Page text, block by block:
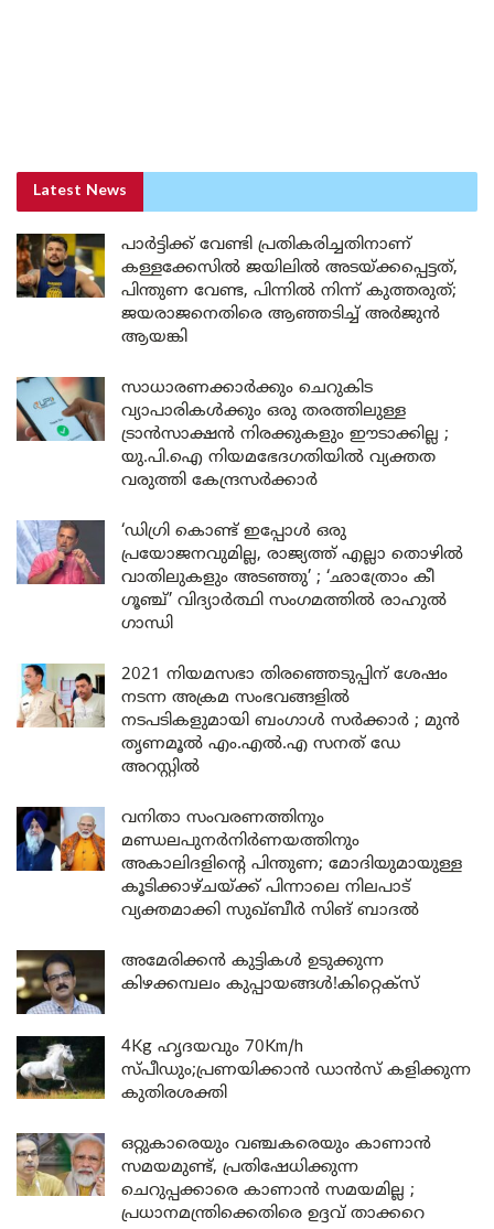
Latest News
പാർട്ടിക്ക് വേണ്ടി പ്രതികരിച്ചതിനാണ്
കള്ളക്കേസിൽ ജയിലിൽ അടയ്ക്കപ്പെട്ടത്,
പിന്തുണ വേണ്ട, പിന്നിൽ നിന്ന് കുത്തരുത്;
ജയരാജനെതിരെ ആഞ്ഞടിച്ച് അർജുൻ
ആയങ്കി
സാധാരണക്കാർക്കും ചെറുകിട
വ്യാപാരികൾക്കും ഒരു തരത്തിലുള്ള
ട്രാൻസാക്ഷൻ നിരക്കുകളും ഈടാക്കില്ല ;
യു.പി.ഐ നിയമഭേദഗതിയിൽ വ്യക്തത
വരുത്തി കേന്ദ്രസർക്കാർ
‘ഡിഗ്രി കൊണ്ട് ഇപ്പോൾ ഒരു
പ്രയോജനവുമില്ല, രാജ്യത്ത് എല്ലാ തൊഴിൽ
വാതിലുകളും അടഞ്ഞു’ ; ‘ഛാത്രോം കീ
ഗൂഞ്ച്’ വിദ്യാർത്ഥി സംഗമത്തിൽ രാഹുൽ
ഗാന്ധി
2021 നിയമസഭാ തിരഞ്ഞെടുപ്പിന് ശേഷം
നടന്ന അക്രമ സംഭവങ്ങളിൽ
നടപടികളുമായി ബംഗാൾ സർക്കാർ ; മുൻ
തൃണമൂൽ എം.എൽ.എ സനത് ഡേ
അറസ്റ്റിൽ
വനിതാ സംവരണത്തിനും
മണ്ഡലപുനർനിർണയത്തിനും
അകാലിദളിന്റെ പിന്തുണ; മോദിയുമായുള്ള
കൂടിക്കാഴ്ചയ്ക്ക് പിന്നാലെ നിലപാട്
വ്യക്തമാക്കി സുഖ്ബീർ സിങ് ബാദൽ
അമേരിക്കൻ കുട്ടികൾ ഉടുക്കുന്ന
കിഴക്കമ്പലം കുപ്പായങ്ങൾ!കിറ്റെക്സ്
4Kg ഹൃദയവും 70Km/h
സ്പീഡും;പ്രണയിക്കാൻ ഡാൻസ് കളിക്കുന്ന
കുതിരശക്തി
ഒറ്റുകാരെയും വഞ്ചകരെയും കാണാൻ
സമയമുണ്ട്, പ്രതിഷേധിക്കുന്ന
ചെറുപ്പക്കാരെ കാണാൻ സമയമില്ല ;
പ്രധാനമന്ത്രിക്കെതിരെ ഉദ്ദവ് താക്കറെ